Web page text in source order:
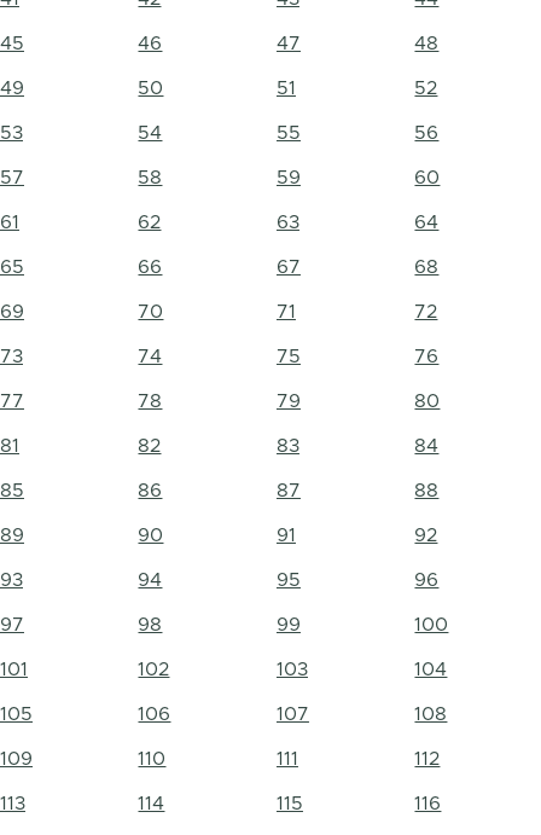
45 46 47 48
49 50 51 52
53 54 55 56
57 58 59 60
61 62 63 64
65 66 67 68
69 70 71 72
73 74 75 76
77 78 79 80
81 82 83 84
85 86 87 88
89 90 91 92
93 94 95 96
97 98 99 100
101 102 103 104
105 106 107 108
109 110 111 112
113 114 115 116